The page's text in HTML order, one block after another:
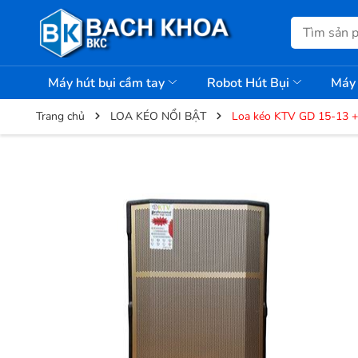
Máy hút bụi cầm tay Robot Hút Bụi
Trang chủ LOA KÉO NỔI BẬT Loa kéo KTV GD 15-13